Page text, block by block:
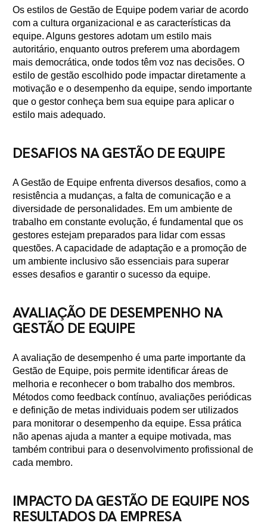
Os estilos de Gestão de Equipe podem variar de acordo
com a cultura organizacional e as características da
equipe. Alguns gestores adotam um estilo mais
autoritário, enquanto outros preferem uma abordagem
mais democrática, onde todos têm voz nas decisões. O
estilo de gestão escolhido pode impactar diretamente a
motivação e o desempenho da equipe, sendo importante
que o gestor conheça bem sua equipe para aplicar o
estilo mais adequado.
DESAFIOS NA GESTÃO DE EQUIPE
A Gestão de Equipe enfrenta diversos desafios, como a
resistência a mudanças, a falta de comunicação e a
diversidade de personalidades. Em um ambiente de
trabalho em constante evolução, é fundamental que os
gestores estejam preparados para lidar com essas
questões. A capacidade de adaptação e a promoção de
um ambiente inclusivo são essenciais para superar
esses desafios e garantir o sucesso da equipe.
AVALIAÇÃO DE DESEMPENHO NA
GESTÃO DE EQUIPE
A avaliação de desempenho é uma parte importante da
Gestão de Equipe, pois permite identificar áreas de
melhoria e reconhecer o bom trabalho dos membros.
Métodos como feedback contínuo, avaliações periódicas
e definição de metas individuais podem ser utilizados
para monitorar o desempenho da equipe. Essa prática
não apenas ajuda a manter a equipe motivada, mas
também contribui para o desenvolvimento profissional de
cada membro.
IMPACTO DA GESTÃO DE EQUIPE NOS
RESULTADOS DA EMPRESA